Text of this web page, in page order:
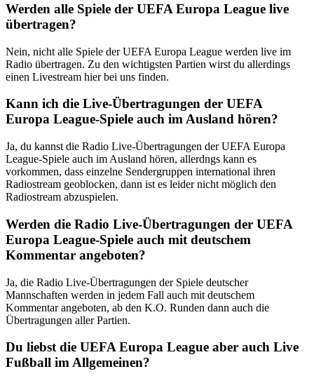
Werden alle Spiele der UEFA Europa League live
übertragen?
Nein, nicht alle Spiele der UEFA Europa League werden live im
Radio übertragen. Zu den wichtigsten Partien wirst du allerdings
einen Livestream hier bei uns finden.
Kann ich die Live-Übertragungen der UEFA
Europa League-Spiele auch im Ausland hören?
Ja, du kannst die Radio Live-Übertragungen der UEFA Europa
League-Spiele auch im Ausland hören, allerdngs kann es
vorkommen, dass einzelne Sendergruppen international ihren
Radiostream geoblocken, dann ist es leider nicht möglich den
Radiostream abzuspielen.
Werden die Radio Live-Übertragungen der UEFA
Europa League-Spiele auch mit deutschem
Kommentar angeboten?
Ja, die Radio Live-Übertragungen der Spiele deutscher
Mannschaften werden in jedem Fall auch mit deutschem
Kommentar angeboten, ab den K.O. Runden dann auch die
Übertragungen aller Partien.
Du liebst die UEFA Europa League aber auch Live
Fußball im Allgemeinen?